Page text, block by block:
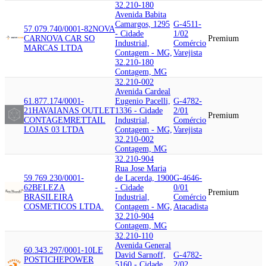
57.079.740/0001-82NOVA
CARNOVA CAR SO
MARCAS LTDA
32.210-180
Avenida Babita
Camargos, 1295
- Cidade
Industrial,
Contagem - MG,
32.210-180
Contagem, MG
G-4511-
1/02
Comércio
Varejista
Premium
61.877.174/0001-
21HAVAIANAS OUTLET
CONTAGEMRETTAIL
LOJAS 03 LTDA
32.210-002
Avenida Cardeal
Eugenio Pacelli,
1336 - Cidade
Industrial,
Contagem - MG,
32.210-002
Contagem, MG
G-4782-
2/01
Comércio
Varejista
Premium
59.769.230/0001-
62BELEZA
BRASILEIRA
COSMETICOS LTDA.
32.210-904
Rua Jose Maria
de Lacerda, 1900
- Cidade
Industrial,
Contagem - MG,
32.210-904
Contagem, MG
G-4646-
0/01
Comércio
Atacadista
Premium
60.343.297/0001-10LE
POSTICHEPOWER
32.210-110
Avenida General
David Sarnoff,
G-4782-